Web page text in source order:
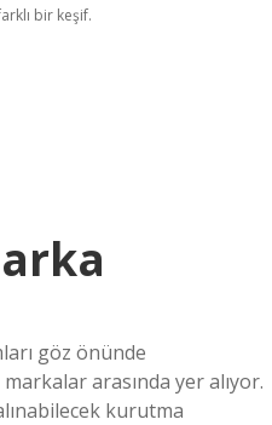
bir keşif.
göz önünde
arasında yer alıyor.
kurutma